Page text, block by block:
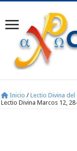
Inicio / Lectio Divina
Lectio Divina Marcos 12,